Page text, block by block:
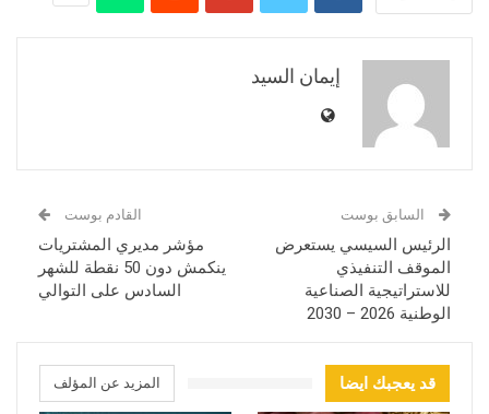
إيمان السيد
السابق بوست
الرئيس السيسي يستعرض
الموقف التنفيذي
للاستراتيجية الصناعية
الوطنية 2026 – 2030
القادم بوست
مؤشر مديري المشتريات
ينكمش دون 50 نقطة للشهر
السادس على التوالي
قد يعجبك ايضا المزيد عن المؤلف